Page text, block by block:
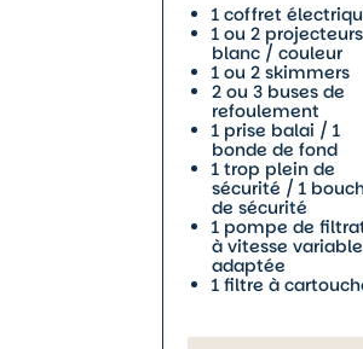
1 coffret
1 ou 2 projecteurs
blanc / couleur
1 ou 2 skimmers
2 ou 3 buses de
refoulement
1 prise balai / 1
bonde de fond
1 trop plein de
sécurité / 1
de sécurité
1 pompe de
à vitesse variable
adaptée
1 filtre à